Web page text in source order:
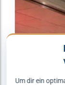
Um dir ein
Produkt
mehrere
Optionen